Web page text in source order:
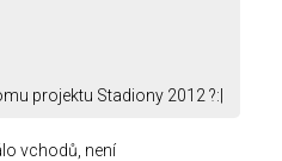
projektu Stadiony 2012 ?:|
vchodů, není